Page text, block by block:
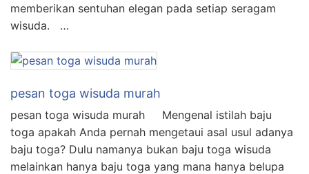
memberikan sentuhan elegan pada setiap seragam
wisuda. …
pesan toga wisuda murah
pesan toga wisuda murah Mengenal istilah baju
toga apakah Anda pernah mengetaui asal usul adanya
baju toga? Dulu namanya bukan baju toga wisuda
melainkan hanya baju toga yang mana hanya belupa